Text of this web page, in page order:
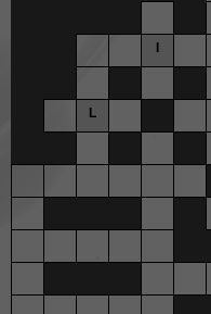
I
L